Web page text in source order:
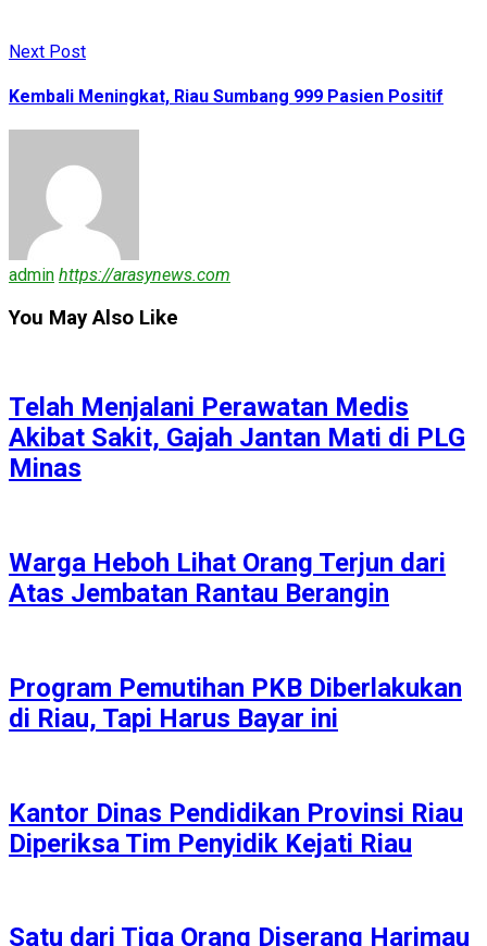
Next Post
Kembali Meningkat, Riau Sumbang 999 Pasien Positif
admin https://arasynews.com
You May Also Like
Telah Menjalani Perawatan Medis
Akibat Sakit, Gajah Jantan Mati di PLG
Minas
Warga Heboh Lihat Orang Terjun dari
Atas Jembatan Rantau Berangin
Program Pemutihan PKB Diberlakukan
di Riau, Tapi Harus Bayar ini
Kantor Dinas Pendidikan Provinsi Riau
Diperiksa Tim Penyidik Kejati Riau
Satu dari Tiga Orang Diserang Harimau